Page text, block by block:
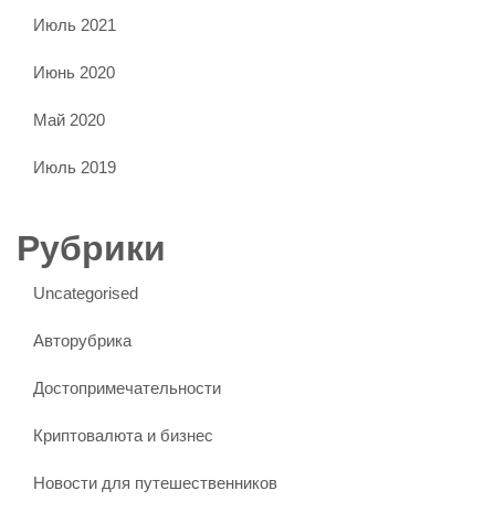
Июль 2021
Июнь 2020
Май 2020
Июль 2019
Рубрики
Uncategorised
Авторубрика
Достопримечательности
Криптовалюта и бизнес
Новости для путешественников